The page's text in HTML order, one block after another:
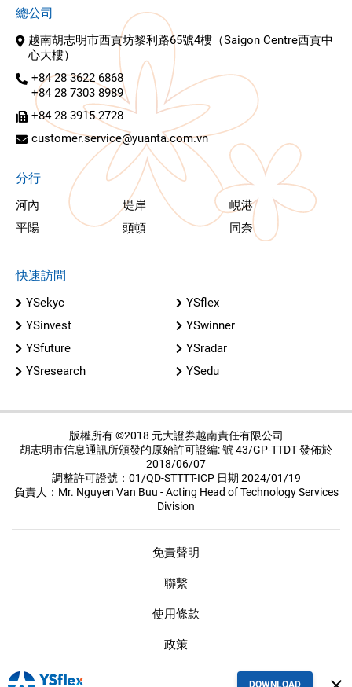
總公司
越南胡志明市西貢坊黎利路65號4樓（Saigon Centre西貢中
心大樓）
+84 28 3622 6868
+84 28 7303 8989
+84 28 3915 2728
customer.service@yuanta.com.vn
分行
河內 堤岸
峴港
平陽
頭頓 同奈
快速訪問
YSekyc
YSflex
YSinvest
YSwinner
YSfuture
YSradar
YSresearch
YSedu
版權所有 ©2018 元大證券越南責任有限公司
胡志明市信息通訊所頒發的原始許可證編: 號 43/GP-TTDT 發佈於
2018/06/07
調整許可證號：01/QD-STTTT-ICP 日期 2024/01/19
負責人：Mr. Nguyen Van Buu - Acting Head of Technology Services
Division
免責聲明
聯繫
使用條款
政策
DOWNLOAD